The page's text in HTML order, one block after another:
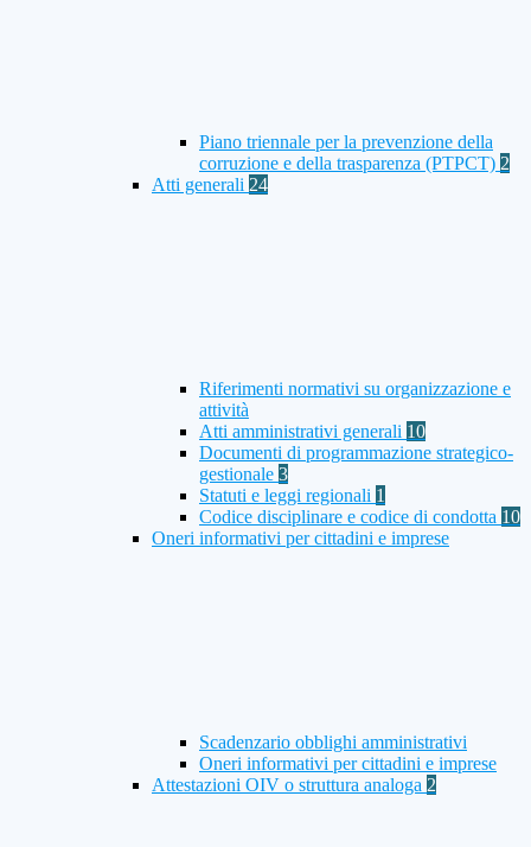
Piano triennale per la prevenzione della
corruzione e della trasparenza (PTPCT) 2
Atti generali 24
Riferimenti normativi su organizzazione e
attività
Atti amministrativi generali 10
Documenti di programmazione strategico-
gestionale 3
Statuti e leggi regionali 1
Codice disciplinare e codice di condotta 10
Oneri informativi per cittadini e imprese
Scadenzario obblighi amministrativi
Oneri informativi per cittadini e imprese
Attestazioni OIV o struttura analoga 2